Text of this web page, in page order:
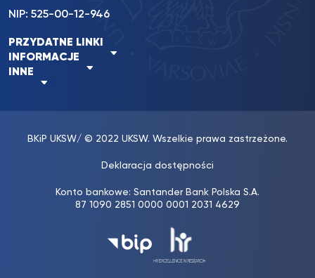
NIP: 525-00-12-946
PRZYDATNE LINKI
INFORMACJE
INNE
BKiP UKSW/ © 2022 UKSW. Wszelkie prawa zastrzeżone.
Deklaracja dostępności
Konto bankowe: Santander Bank Polska S.A.
87 1090 2851 0000 0001 2031 4629